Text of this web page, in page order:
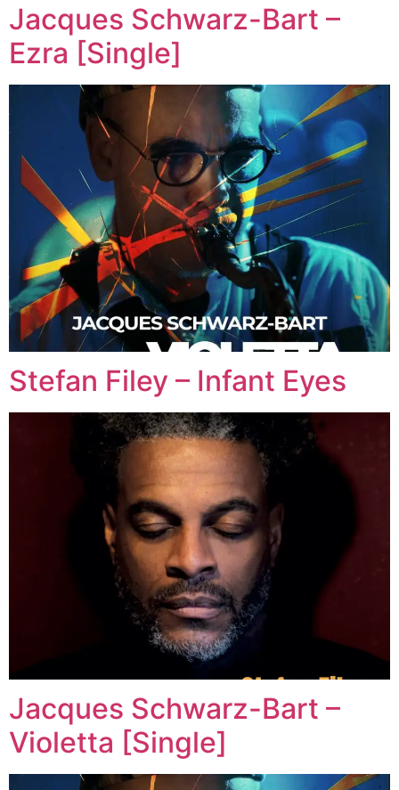
Jacques Schwarz-Bart –
Ezra [Single]
Stefan Filey – Infant Eyes
Jacques Schwarz-Bart –
Violetta [Single]